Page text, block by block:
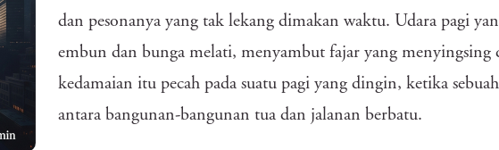
dan pesonanya yang tak lekang dimakan waktu. Udara pagi
embun dan bunga melati, menyambut fajar yang menyingsing
kedamaian itu pecah pada suatu pagi yang dingin, ketika
antara bangunan-bangunan tua dan jalanan berbatu.